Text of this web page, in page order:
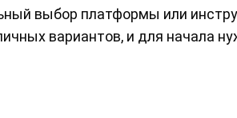
выбор платформы или
вариантов, и для начала